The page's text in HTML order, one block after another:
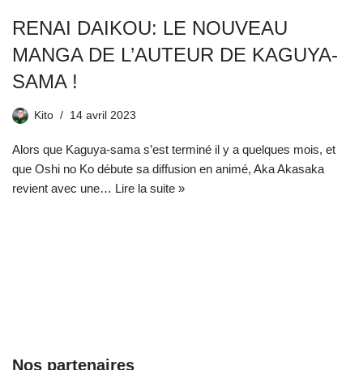
RENAI DAIKOU: LE NOUVEAU
MANGA DE L’AUTEUR DE KAGUYA-
SAMA !
Kito 14 avril 2023
Alors que Kaguya-sama s’est terminé il y a quelques mois, et
que Oshi no Ko débute sa diffusion en animé, Aka Akasaka
revient avec une… Lire la suite »
Nos partenaires